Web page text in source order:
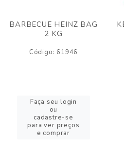
BARBECUE HEINZ BAG
2 KG
Código: 61946
Faça seu login
ou
cadastre-se
para ver preços
e comprar